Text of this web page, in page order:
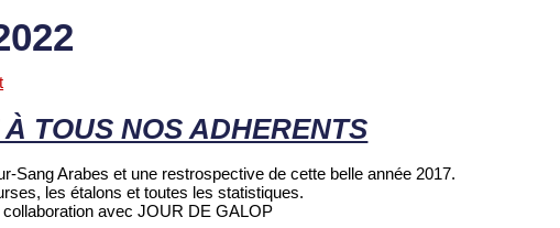
TOUS NOS ADHERENTS
Sang Arabes et une restrospective de cette belle année 2017.
les étalons et toutes les statistiques.
collaboration avec JOUR DE GALOP